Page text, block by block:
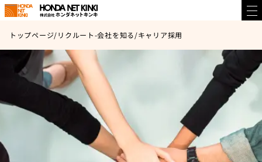
トップページ/リクルート-会社を知る/キャリア採用